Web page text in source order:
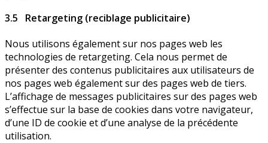
3.5 Retargeting (reciblage publicitaire)
Nous utilisons également sur nos pages web les
technologies de retargeting. Cela nous permet de
présenter des contenus publicitaires aux utilisateurs de
nos pages web également sur des pages web de tiers.
L’affichage de messages publicitaires sur des pages web
s’effectue sur la base de cookies dans votre navigateur,
d’une ID de cookie et d’une analyse de la précédente
utilisation.